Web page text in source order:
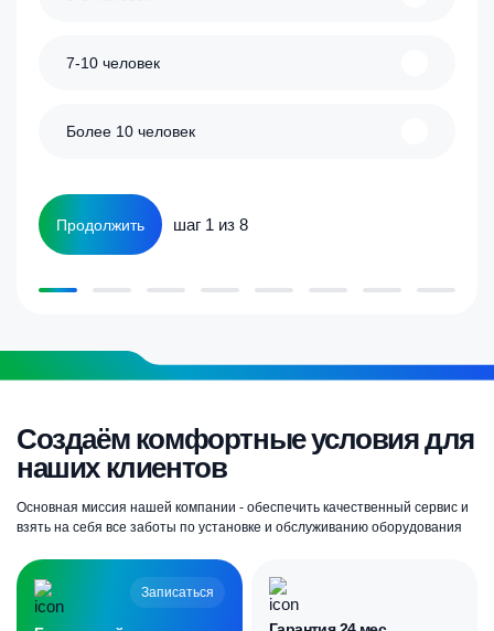
7-10 человек
Более 10 человек
Продолжить шаг 1 из 8
Создаём комфортные условия для
наших клиентов
Основная миссия нашей компании - обеспечить качественный сервис и
взять на себя все заботы по установке и обслуживанию оборудования
Записаться